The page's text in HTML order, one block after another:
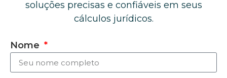
soluções precisas e confiáveis em seus
cálculos jurídicos.
Nome